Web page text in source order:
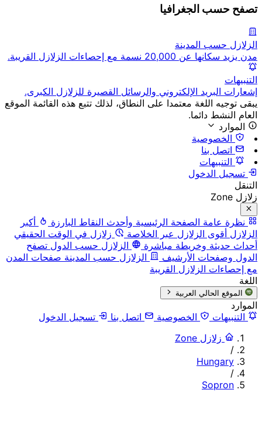
تصفح حسب الجغرافيا
الزلازل حسب المدينة
مدن يزيد سكانها عن 20,000 نسمة مع إحصاءات الزلازل القريبة.
التنبيهات
إشعارات البريد الإلكتروني والرسائل القصيرة للزلازل الكبرى.
يبقى توجيه اللغة معتمدا على النطاق، لذلك تتبع هذه القائمة الموقع
العام النشط دائما.
الموارد
الخصوصية
اتصل بنا
التنبيهات
تسجيل الدخول
التنقل
زلازل Zone
نظرة عامة الصفحة الرئيسية وأحدث النقاط البارزة
أكبر
الزلازل أقوى الزلازل عبر الخلاصة
زلازل في الوقت الحقيقي
أحداث حديثة وخريطة مباشرة
الزلازل حسب الدول تصفح
الدول وصفحات الأرشيف
الزلازل حسب المدينة صفحات المدن
مع إحصاءات الزلازل القريبة
اللغة
الموقع الحالي العربية
الموارد
التنبيهات
الخصوصية اتصل بنا
تسجيل الدخول
زلازل Zone
/
Hungary
/
Sopron